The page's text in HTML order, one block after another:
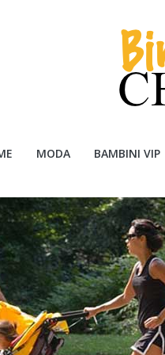
MODA BAMBINI VIP